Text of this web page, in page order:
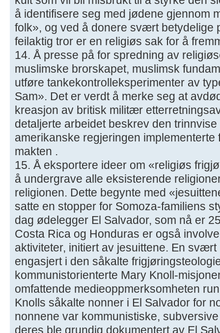
å identifisere seg med jødene gjennom
folk», og ved å donere svært betydelige
feilaktig tror er en religiøs sak for å
14. Å presse på for spredning av
muslimske brorskapet, muslimsk
utføre tankekontrolleksperimenter av
Sam». Det er verdt å merke seg at
kreasjon av britisk militær
detaljerte arbeidet beskrev den
amerikanske regjeringen implementerte
makten .
15. Å eksportere ideer om «religiøs
å undergrave alle eksisterende
religionen. Dette begynte med
satte en stopper for Somoza-familiens
dag ødelegger El Salvador, som nå er
Costa Rica og Honduras er også
aktiviteter, initiert av jesuittene. En
engasjert i den såkalte
kommunistorienterte Mary Knoll-
omfattende medieoppmerksomheten
Knolls såkalte nonner i El Salvador for
nonnene var kommunistiske,
deres ble grundig dokumentert av El